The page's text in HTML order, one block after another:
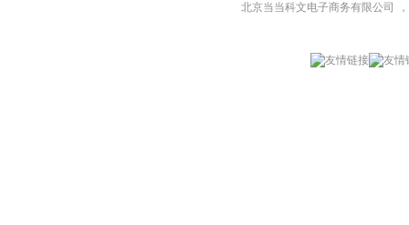
北京当当科文电子商务有限公司